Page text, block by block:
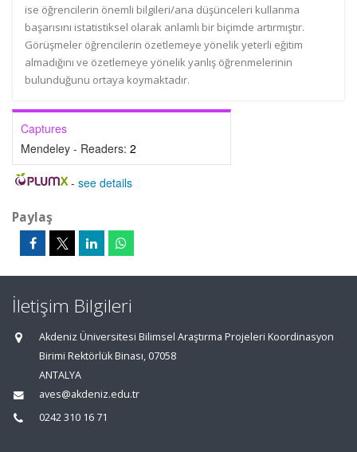
ise öğrencilerin önemli bilgileri/ana düşünceleri kullanma
başarısını istatistiksel olarak anlamlı bir biçimde artırmıştır.
Görüşmeler öğrencilerin özetlemeye yönelik yeterli eğitim
almadığını ve özetlemeye yönelik yanlış öğrenmelerinin
bulunduğunu ortaya koymaktadır.
Captures
Mendeley - Readers: 2
- see details
Paylaş
İletişim Bilgileri
Akdeniz Üniversitesi Bilimsel Araştırma Projeleri Koordinasyon
Birimi Rektörlük Binası, 07058
ANTALYA
aves@akdeniz.edu.tr
0242 310 16 71